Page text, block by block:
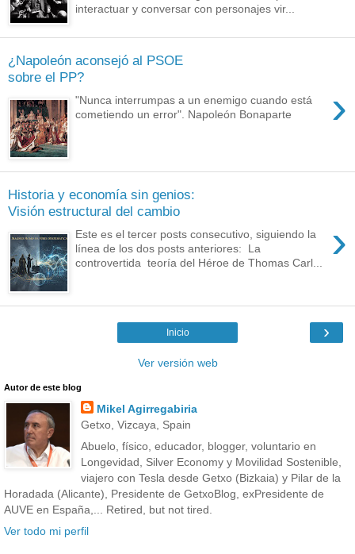
interactuar y conversar con personajes vir...
¿Napoleón aconsejó al PSOE
sobre el PP?
›
"Nunca interrumpas a un enemigo cuando está
cometiendo un error". Napoleón Bonaparte
Historia y economía sin genios:
Visión estructural del cambio
›
Este es el tercer posts consecutivo, siguiendo la
línea de los dos posts anteriores: La
controvertida teoría del Héroe de Thomas Carl...
›
Inicio
Ver versión web
Autor de este blog
Mikel Agirregabiria
Getxo, Vizcaya, Spain
Abuelo, físico, educador, blogger, voluntario en
Longevidad, Silver Economy y Movilidad Sostenible,
viajero con Tesla desde Getxo (Bizkaia) y Pilar de la
Horadada (Alicante), Presidente de GetxoBlog, exPresidente de
AUVE en España,... Retired, but not tired.
Ver todo mi perfil